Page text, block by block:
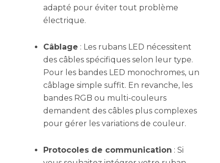
adapté pour éviter tout problème
électrique.
Câblage : Les rubans LED nécessitent
des câbles spécifiques selon leur type.
Pour les bandes LED monochromes, un
câblage simple suffit. En revanche, les
bandes RGB ou multi-couleurs
demandent des câbles plus complexes
pour gérer les variations de couleur.
Protocoles de communication : Si